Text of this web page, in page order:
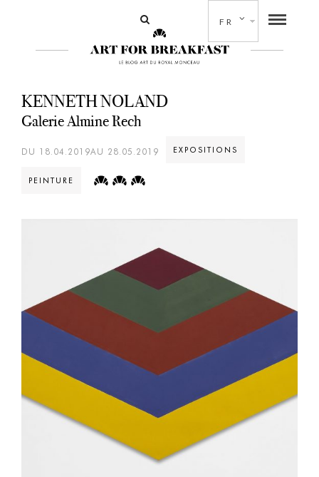
FR
KENNETH NOLAND
Galerie Almine Rech
DU 18.04.2019AU 28.05.2019 EXPOSITIONS
PEINTURE